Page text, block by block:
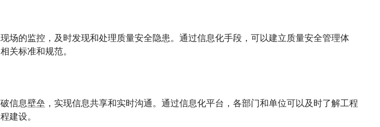
场的监控，及时发现和处理质量安全隐患。通过信息化手段，可以建立质量安全管理体
关标准和规范。
信息壁垒，实现信息共享和实时沟通。通过信息化平台，各部门和单位可以及时了解工程
建设。